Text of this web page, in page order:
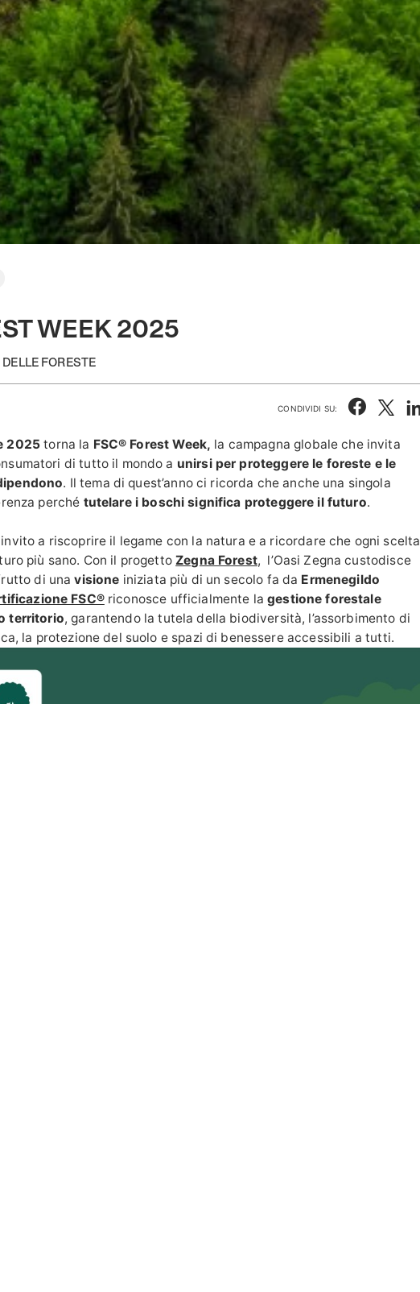
WEEK 2025
DELLE FORESTE
CONDIVIDI SU:
2025 torna la FSC® Forest Week, la campagna globale che invita
di tutto il mondo a unirsi per proteggere le foreste e le
. Il tema di quest’anno ci ricorda che anche una singola
perché tutelare i boschi significa proteggere il futuro.
a riscoprire il legame con la natura e a ricordare che ogni scelta
più sano. Con il progettoZegna Forest, l’Oasi Zegna custodisce
di unavisione iniziata più di un secolo fa da Ermenegildo
FSC®riconosce ufficialmente lagestione forestale
territorio, garantendo la tutela della biodiversità, l’assorbimento di
la protezione del suolo e spazi di benessere accessibili a tutti.